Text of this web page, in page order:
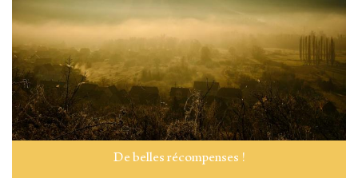
De belles récompenses !